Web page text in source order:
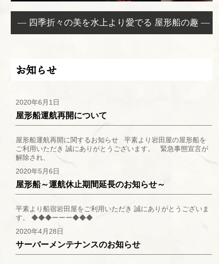
— 四季折々の美を水上より愛でる 屋形船の趣 —
お知らせ
2020年6月1日
屋形船運航再開について
屋形船運航再開に関するお知らせ 平素より岩田屋の屋形船を
ご利用いただき 誠にありがとうございます。 緊急事態宣言が
解除され、
2020年5月6日
屋形船～運航休止期間延長のお知らせ～
平素より船宿岩田屋をご利用いただき 誠にありがとうございま
す。 ◆◆◆ーーー◆◆◆
2020年4月28日
サーバーメンテナンスのお知らせ